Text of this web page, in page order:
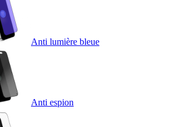
Anti lumière bleue
Anti espion